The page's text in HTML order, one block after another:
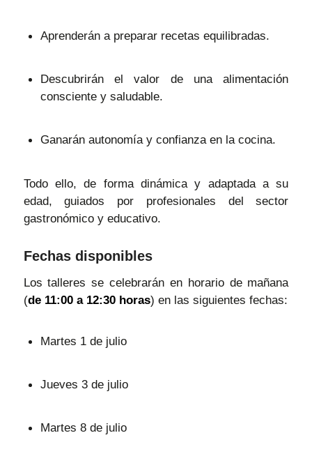
Aprenderán a preparar recetas equilibradas.
Descubrirán el valor de una alimentación
consciente y saludable.
Ganarán autonomía y confianza en la cocina.
Todo ello, de forma dinámica y adaptada a su
edad, guiados por profesionales del sector
gastronómico y educativo.
Fechas disponibles
Los talleres se celebrarán en horario de mañana
(de 11:00 a 12:30 horas) en las siguientes fechas:
Martes 1 de julio
Jueves 3 de julio
Martes 8 de julio